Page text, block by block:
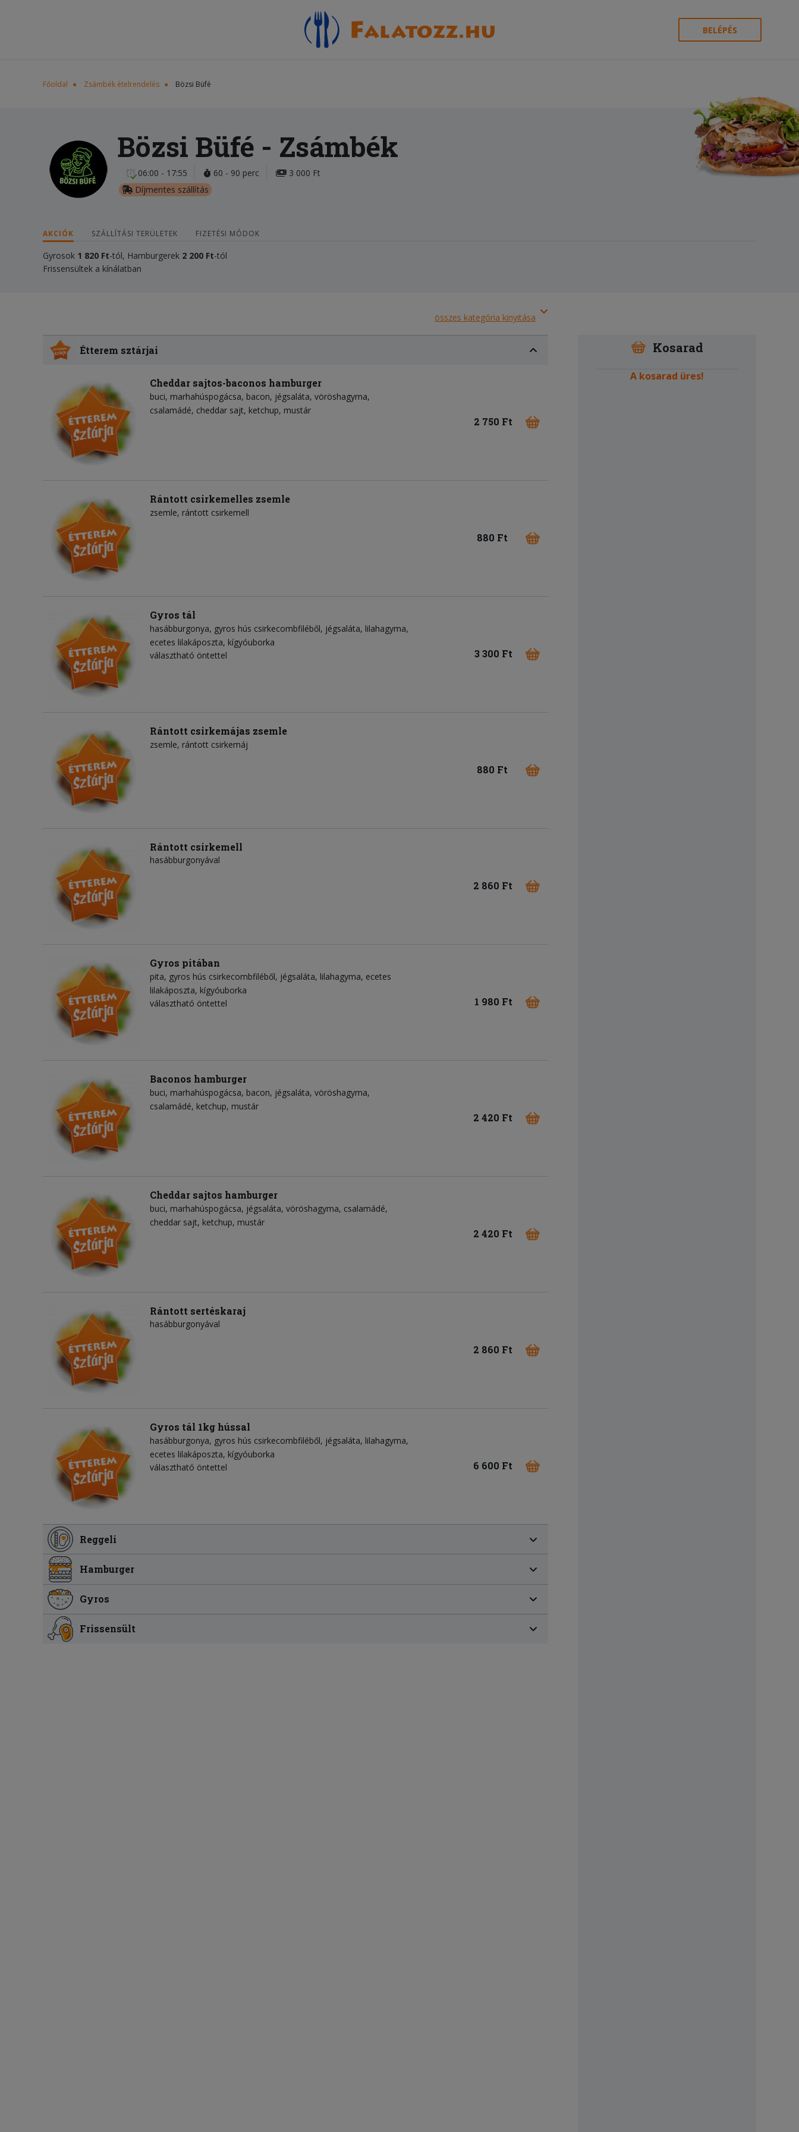
BELÉPÉS
Főoldal Zsámbék ételrendelés Bözsi Büfé
Bözsi Büfé - Zsámbék
06:00 - 17:55 60 - 90 perc
3 000 Ft
Díjmentes szállítás
AKCIÓK SZÁLLÍTÁSI TERÜLETEK FIZETÉSI MÓDOK
Gyrosok 1 820 Ft-tól, Hamburgerek 2 200 Ft-tól
Frissensültek a kínálatban
összes kategória kinyitása
Étterem sztárjai
Cheddar sajtos-baconos hamburger
buci marhahúspogácsa bacon jégsaláta vöröshagyma
csalamádé cheddar sajt ketchup mustár
2 750 Ft
Rántott csirkemelles zsemle
zsemle rántott csirkemell
880 Ft
Gyros tál
hasábburgonya gyros hús csirkecombfiléből jégsaláta lilahagyma
ecetes lilakáposzta kígyóuborka
választható öntettel
3 300 Ft
Rántott csirkemájas zsemle
zsemle rántott csirkemáj
880 Ft
Rántott csirkemell
hasábburgonyával
2 860 Ft
Gyros pitában
pita gyros hús csirkecombfiléből jégsaláta lilahagyma ecetes
lilakáposzta kígyóuborka
választható öntettel
1 980 Ft
Baconos hamburger
buci marhahúspogácsa bacon jégsaláta vöröshagyma
csalamádé ketchup mustár
2 420 Ft
Cheddar sajtos hamburger
buci marhahúspogácsa jégsaláta vöröshagyma csalamádé
cheddar sajt ketchup mustár
2 420 Ft
Rántott sertéskaraj
hasábburgonyával
2 860 Ft
Gyros tál 1kg hússal
hasábburgonya gyros hús csirkecombfiléből jégsaláta lilahagyma
ecetes lilakáposzta kígyóuborka
választható öntettel
6 600 Ft
Reggeli
Hamburger
Gyros
Frissensült
Kosarad
A kosarad üres!